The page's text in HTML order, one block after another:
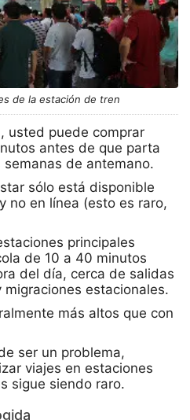
de la estación de tren
usted puede comprar
antes de que parta
de antemano.
sólo está disponible
no en línea (esto es raro,
principales
de 10 a 40 minutos
del día, cerca de salidas
estacionales.
más altos que con
ser un problema,
viajes en estaciones
sigue siendo raro.